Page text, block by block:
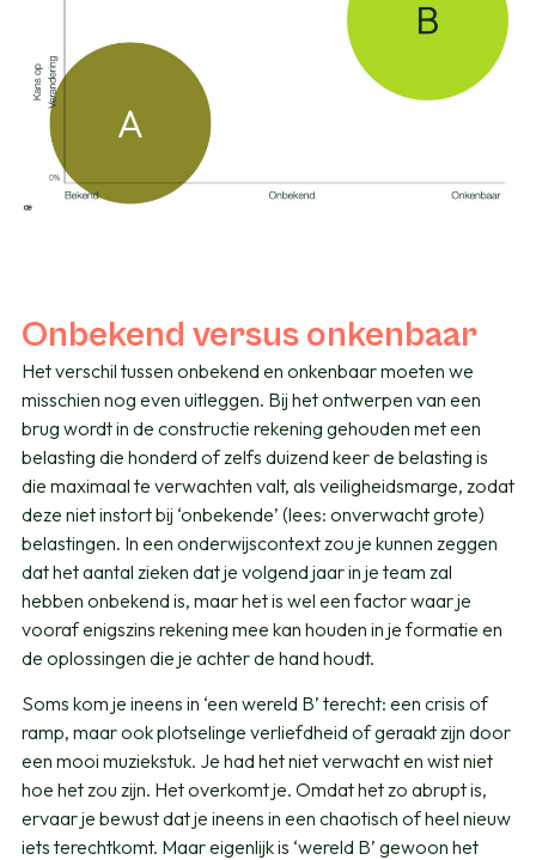
Onbekend versus onkenbaar
Het verschil tussen onbekend en onkenbaar moeten we
misschien nog even uitleggen. Bij het ontwerpen van een
brug wordt in de constructie rekening gehouden met een
belasting die honderd of zelfs duizend keer de belasting is
die maximaal te verwachten valt, als veiligheidsmarge, zodat
deze niet instort bij ‘onbekende’ (lees: onverwacht grote)
belastingen. In een onderwijscontext zou je kunnen zeggen
dat het aantal zieken dat je volgend jaar in je team zal
hebben onbekend is, maar het is wel een factor waar je
vooraf enigszins rekening mee kan houden in je formatie en
de oplossingen die je achter de hand houdt.
Soms kom je ineens in ‘een wereld B’ terecht: een crisis of
ramp, maar ook plotselinge verliefdheid of geraakt zijn door
een mooi muziekstuk. Je had het niet verwacht en wist niet
hoe het zou zijn. Het overkomt je. Omdat het zo abrupt is,
ervaar je bewust dat je ineens in een chaotisch of heel nieuw
iets terechtkomt. Maar eigenlijk is ‘wereld B’ gewoon het